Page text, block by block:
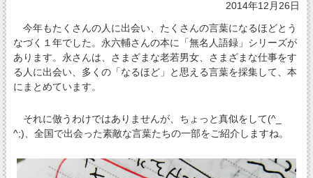
2014年12月26日
今年もたくさんの人に出会い、たくさんの言葉になるほどとう
なづく１年でした。永六輔さんの本に「無名人語録」シリーズが
あります。永さんは、さまざまな老若男女、さまざまな仕事をす
る人に出会い、多くの「なるほど」と思える言葉を採集して、本
にまとめています。
それに倣うわけではありませんが、ちょっと真似をして(^_
^;)、全国で出会った素敵な言葉たちの一部をご紹介しますね。